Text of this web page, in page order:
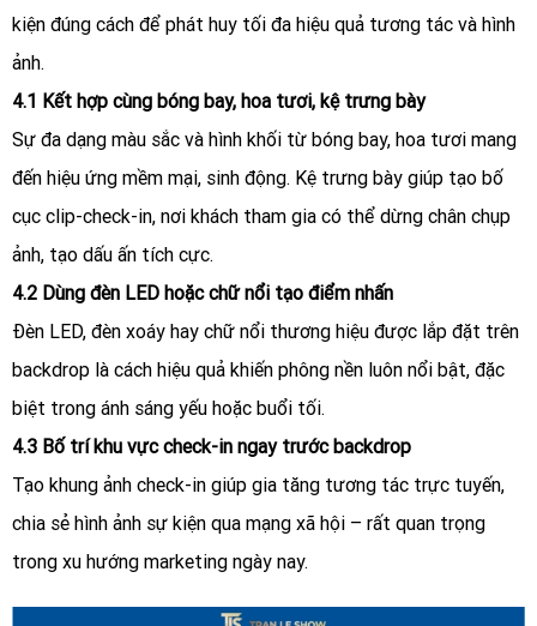
kiện đúng cách để phát huy tối đa hiệu quả tương tác và hình
ảnh.
4.1 Kết hợp cùng bóng bay, hoa tươi, kệ trưng bày
Sự đa dạng màu sắc và hình khối từ bóng bay, hoa tươi mang
đến hiệu ứng mềm mại, sinh động. Kệ trưng bày giúp tạo bố
cục clip-check-in, nơi khách tham gia có thể dừng chân chụp
ảnh, tạo dấu ấn tích cực.
4.2 Dùng đèn LED hoặc chữ nổi tạo điểm nhấn
Đèn LED, đèn xoáy hay chữ nổi thương hiệu được lắp đặt trên
backdrop là cách hiệu quả khiến phông nền luôn nổi bật, đặc
biệt trong ánh sáng yếu hoặc buổi tối.
4.3 Bố trí khu vực check-in ngay trước backdrop
Tạo khung ảnh check-in giúp gia tăng tương tác trực tuyến,
chia sẻ hình ảnh sự kiện qua mạng xã hội – rất quan trọng
trong xu hướng marketing ngày nay.